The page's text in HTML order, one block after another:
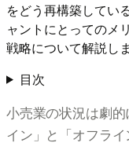
をどう再構築してい
ャントにとってのメ
戦略について解説しま
目次
小売業の状況は劇
イン」と「オフラ